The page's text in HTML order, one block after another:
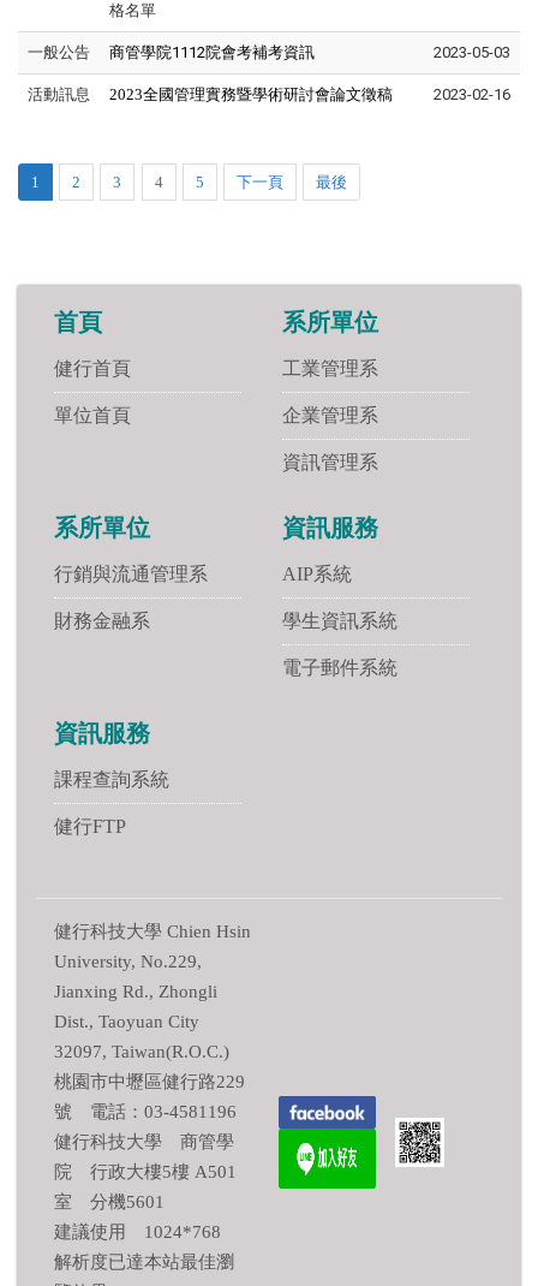
格名單
一般公告 商管學院1112院會考補考資訊 2023-05-03
活動訊息 2023全國管理實務暨學術研討會論文徵稿 2023-02-16
1 2 3 4 5 下一頁 最後
首頁
健行首頁
單位首頁
系所單位
工業管理系
企業管理系
資訊管理系
系所單位
行銷與流通管理系
財務金融系
資訊服務
AIP系統
學生資訊系統
電子郵件系統
資訊服務
課程查詢系統
健行FTP
健行科技大學 Chien Hsin
University, No.229,
Jianxing Rd., Zhongli
Dist., Taoyuan City
32097, Taiwan(R.O.C.)
桃園市中壢區健行路229
號 電話：03-4581196
健行科技大學 商管學
院 行政大樓5樓 A501
室 分機5601
建議使用 1024*768
解析度已達本站最佳瀏